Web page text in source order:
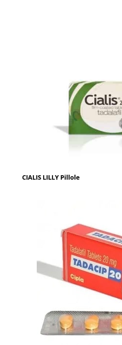
CIALIS LILLY Pillole